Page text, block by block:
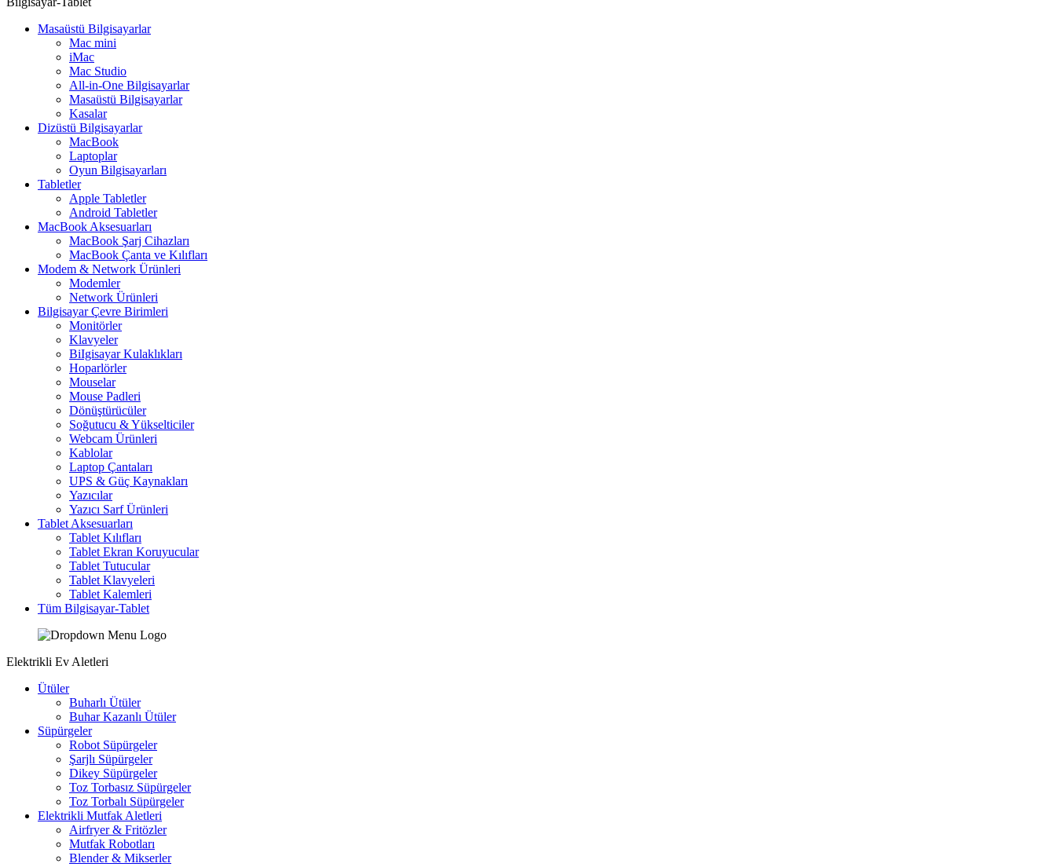
Masaüstü Bilgisayarlar
Mac mini
iMac
Mac Studio
All-in-One Bilgisayarlar
Masaüstü Bilgisayarlar
Kasalar
Dizüstü Bilgisayarlar
MacBook
Laptoplar
Oyun Bilgisayarları
Tabletler
Apple Tabletler
Android Tabletler
MacBook Aksesuarları
MacBook Şarj Cihazları
MacBook Çanta ve Kılıfları
Modem & Network Ürünleri
Modemler
Network Ürünleri
Bilgisayar Çevre Birimleri
Monitörler
Klavyeler
BiIgisayar Kulaklıkları
Hoparlörler
Mouselar
Mouse Padleri
Dönüştürücüler
Soğutucu & Yükselticiler
Webcam Ürünleri
Kablolar
Laptop Çantaları
UPS & Güç Kaynakları
Yazıcılar
Yazıcı Sarf Ürünleri
Tablet Aksesuarları
Tablet Kılıfları
Tablet Ekran Koruyucular
Tablet Tutucular
Tablet Klavyeleri
Tablet Kalemleri
Tüm Bilgisayar-Tablet
Elektrikli Ev Aletleri
Ütüler
Buharlı Ütüler
Buhar Kazanlı Ütüler
Süpürgeler
Robot Süpürgeler
Şarjlı Süpürgeler
Dikey Süpürgeler
Toz Torbasız Süpürgeler
Toz Torbalı Süpürgeler
Elektrikli Mutfak Aletleri
Airfryer & Fritözler
Mutfak Robotları
Blender & Mikserler